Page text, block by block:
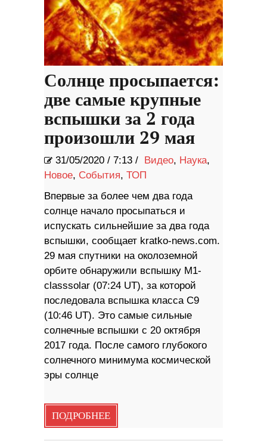
Солнце просыпается:
две самые крупные
вспышки за 2 года
произошли 29 мая
31/05/2020 / 7:13 / Видео, Наука,
Новое, События, ТОП
Впервые за более чем два года
солнце начало просыпаться и
испускать сильнейшие за два года
вспышки, сообщает kratko-news.com.
29 мая спутники на околоземной
орбите обнаружили вспышку M1-
classsolar (07:24 UT), за которой
последовала вспышка класса C9
(10:46 UT). Это самые сильные
солнечные вспышки с 20 октября
2017 года. После самого глубокого
солнечного минимума космической
эры солнце
ПОДРОБНЕЕ